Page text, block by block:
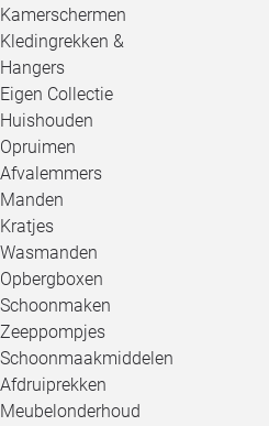
Kamerschermen
Kledingrekken &
Hangers
Eigen Collectie
Huishouden
Opruimen
Afvalemmers
Manden
Kratjes
Wasmanden
Opbergboxen
Schoonmaken
Zeeppompjes
Schoonmaakmiddelen
Afdruiprekken
Meubelonderhoud